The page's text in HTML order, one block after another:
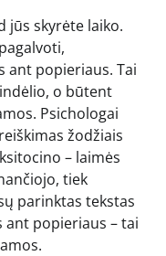
jūs skyrėte laiko.
popieriaus. Tai
o būtent
Psichologai
žodžiais
– laimės
tiek
parinktas tekstas
ant popieriaus – tai